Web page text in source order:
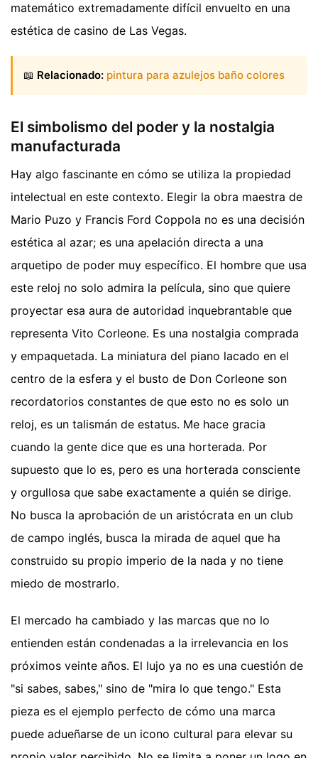
matemático extremadamente difícil envuelto en una
estética de casino de Las Vegas.
📖 Relacionado: pintura para azulejos baño colores
El simbolismo del poder y la nostalgia
manufacturada
Hay algo fascinante en cómo se utiliza la propiedad
intelectual en este contexto. Elegir la obra maestra de
Mario Puzo y Francis Ford Coppola no es una decisión
estética al azar; es una apelación directa a una
arquetipo de poder muy específico. El hombre que usa
este reloj no solo admira la película, sino que quiere
proyectar esa aura de autoridad inquebrantable que
representa Vito Corleone. Es una nostalgia comprada
y empaquetada. La miniatura del piano lacado en el
centro de la esfera y el busto de Don Corleone son
recordatorios constantes de que esto no es solo un
reloj, es un talismán de estatus. Me hace gracia
cuando la gente dice que es una horterada. Por
supuesto que lo es, pero es una horterada consciente
y orgullosa que sabe exactamente a quién se dirige.
No busca la aprobación de un aristócrata en un club
de campo inglés, busca la mirada de aquel que ha
construido su propio imperio de la nada y no tiene
miedo de mostrarlo.
El mercado ha cambiado y las marcas que no lo
entienden están condenadas a la irrelevancia en los
próximos veinte años. El lujo ya no es una cuestión de
"si sabes, sabes," sino de "mira lo que tengo." Esta
pieza es el ejemplo perfecto de cómo una marca
puede adueñarse de un icono cultural para elevar su